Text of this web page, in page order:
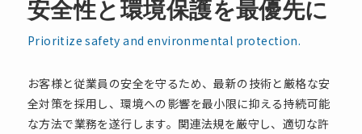
安全性と環境保護を最優先に
Prioritize safety and environmental protection.
お客様と従業員の安全を守るため、最新の技術と厳格な安
全対策を採用し、環境への影響を最小限に抑える持続可能
な方法で業務を遂行します。関連法規を厳守し、適切な許